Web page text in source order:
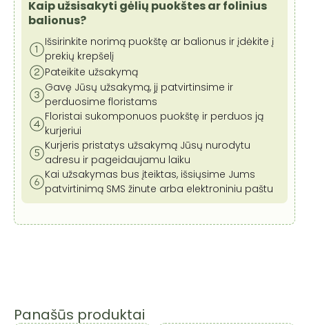
Kaip užsisakyti gėlių puokštes ar folinius
balionus?
Išsirinkite norimą puokštę ar balionus ir įdėkite į
prekių krepšelį
Pateikite užsakymą
Gavę Jūsų užsakymą, jį patvirtinsime ir
perduosime floristams
Floristai sukomponuos puokštę ir perduos ją
kurjeriui
Kurjeris pristatys užsakymą Jūsų nurodytu
adresu ir pageidaujamu laiku
Kai užsakymas bus įteiktas, išsiųsime Jums
patvirtinimą SMS žinute arba elektroniniu paštu
Panašūs produktai